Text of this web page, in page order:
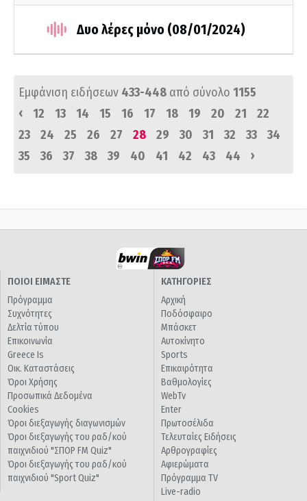
Δυο λέρες μόνο (08/01/2024)
Εμφάνιση ειδήσεων 433-448 από σύνολο 1155
‹
12 13 14 15 16 17 18 19 20 21
22
23
24 25 26 27 28 29 30 31 32 33
34
35
36 37 38 39 40 41 42 43 44 ›
ΠΟΙΟΙ ΕΙΜΑΣΤΕ
Πρόγραμμα
Συχνότητες
Δελτία τύπου
Επικοινωνία
Greece Is
Οικ. Καταστάσεις
Όροι Χρήσης
Προσωπικά Δεδομένα
Cookies
Όροι διεξαγωγής διαγωνισμών
Όροι διεξαγωγής του ραδ/κού
παιχνιδιού "ΣΠΟΡ FM Quiz"
Όροι διεξαγωγής του ραδ/κού
παιχνιδιού "Sport Quiz"
ΚΑΤΗΓΟΡΙΕΣ
Αρχική
Ποδόσφαιρο
Μπάσκετ
Αυτοκίνητο
Sports
Επικαιρότητα
Βαθμολογίες
WebTv
Enter
Πρωτοσέλιδα
Τελευταίες Ειδήσεις
Αρθρογραφίες
Αφιερώματα
Πρόγραμμα TV
Live-radio